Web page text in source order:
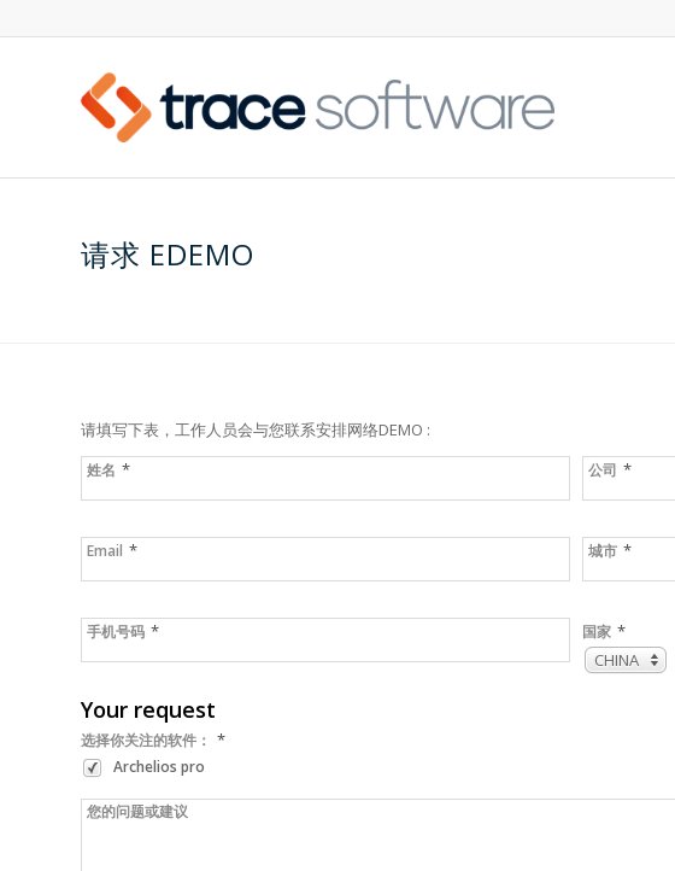
请求 EDEMO
请填写下表，工作人员会与您联系安排网络DEMO :
姓名 * 公司 *
Email * 城市 *
手机号码 * 国家 *
CHINA
Your request
选择你关注的软件： *
Archelios pro
您的问题或建议